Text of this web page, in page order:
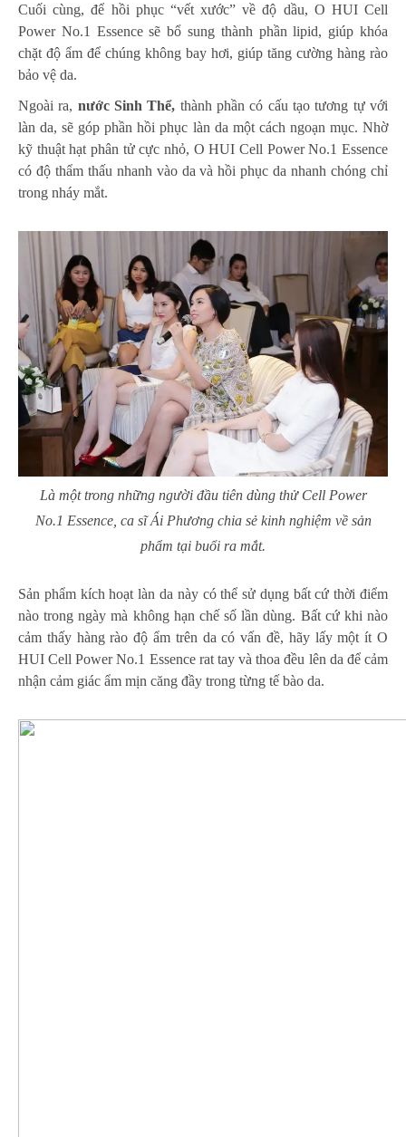
Cuối cùng, để hồi phục “vết xước” về độ dầu, O HUI Cell
Power No.1 Essence sẽ bổ sung thành phần lipid, giúp khóa
chặt độ ẩm để chúng không bay hơi, giúp tăng cường hàng rào
bảo vệ da.
Ngoài ra, nước Sinh Thể, thành phần có cấu tạo tương tự với
làn da, sẽ góp phần hồi phục làn da một cách ngoạn mục. Nhờ
kỹ thuật hạt phân tử cực nhỏ, O HUI Cell Power No.1 Essence
có độ thẩm thấu nhanh vào da và hồi phục da nhanh chóng chỉ
trong nháy mắt.
Là một trong những người đầu tiên dùng thử Cell Power
No.1 Essence, ca sĩ Ái Phương chia sẻ kinh nghiệm về sản
phẩm tại buổi ra mắt.
Sản phẩm kích hoạt làn da này có thể sử dụng bất cứ thời điểm
nào trong ngày mà không hạn chế số lần dùng. Bất cứ khi nào
cảm thấy hàng rào độ ẩm trên da có vấn đề, hãy lấy một ít O
HUI Cell Power No.1 Essence rat tay và thoa đều lên da để cảm
nhận cảm giác ẩm mịn căng đầy trong từng tế bào da.